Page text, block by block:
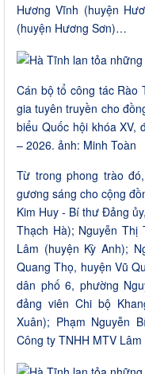
Hương Vĩnh (huyện
(huyện Hương Sơn)…
Cán bộ tổ công tác Rào
gia tuyên truyền cho
biểu Quốc hội khóa XV,
– 2026. ảnh: Minh Toàn
Từ trong phong trào
gương sáng cho cộng
Kim Huy - Bí thư Đảng
Thạch Hà); Nguyễn Thị
Lâm (huyện Kỳ Anh);
Quang Thọ, huyện Vũ
dân phố 6, phường
đảng viên Chi bộ
Xuân); Phạm Nguyễn
Công ty TNHH MTV